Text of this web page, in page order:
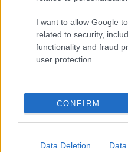
I want to allow Google
related to security,
functionality and fraud
user protection.
CONFIRM
Data Deletion
bitcoins au monde en
CEX. IO: Il offre à la
crypto-monnaie et des
AUTEUR
Giorgia